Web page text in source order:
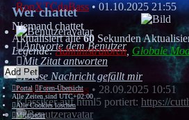
RonXTCdaBass•01.10.2025 21:55
Antworte dem Benutzer
Mit Zitat antworten
Diese Nachricht gefällt mir
RonXTCdaBass • 28.09.2025 10:51
Klassiker auf html5 portiert: https://
Wer chattet
Niemand chattet
Aktualisiert alle60 Sekunden
Legende:Administratoren Globale
Add Pet
Portal
Foren-Übersicht
Alle Zeiten sindUTC+02:00
Alle Cookies löschen
Mitglieder